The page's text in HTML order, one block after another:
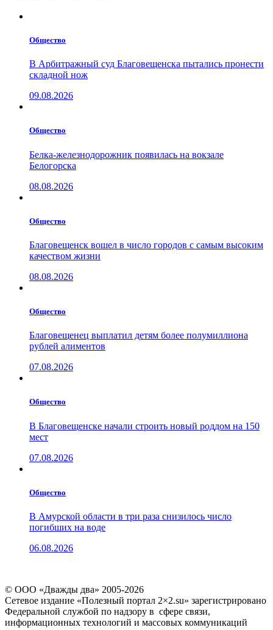
Общество
В Арбитражный суд Благовещенска пытались пронести
складной нож
09.08.2026
Общество
Белка-железнодорожник появилась на вокзале
Белогорска
08.08.2026
Общество
Благовещенск вошел в число городов с самым высоким
качеством жизни
08.08.2026
Общество
Благовещенец выплатил детям более полумиллиона
рублей алиментов
07.08.2026
Общество
В Благовещенске начали строить новый роддом на 150
мест
07.08.2026
Общество
В Амурской области в три раза снизилось число
погибших на воде
06.08.2026
© ООО «Дважды два» 2005-2026
Сетевое издание «Полезный портал 2×2.su» зарегистрировано
Федеральной службой по надзору в сфере связи,
информационных технологий и массовых коммуникаций